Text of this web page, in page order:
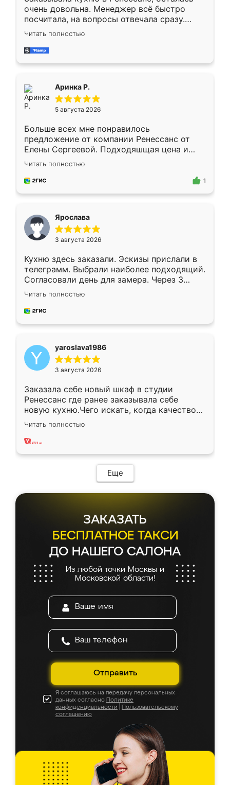
очень довольна. Менеджер всё быстро
посчитала, на вопросы отвечала сразу.
Замерщик приехал в субботу, подошёл к
делу со всей ответственностью. Собрали
за день, ребята работали аккуратно, даже
Читать полностью
Аринка Р.
5 августа 2026
Больше всех мне понравилось
предложение от компании Ренессанс от
Елены Сергеевой. Подходяшщая цена и
короткие сроки изготовления. Приехавший
для замера сотрудник Владислав
предложил по моему эскизу самый
Читать полностью
1
Ярослава
3 августа 2026
Кухню здесь заказали. Эскизы прислали в
телеграмм. Выбрали наиболее подходящий.
Согласовали день для замера. Через 3
недели кухня была уже готова. Остались
довольны работой. Спасибо Ренессанс
мебель за качественную работу!
Читать полностью
yaroslava1986
3 августа 2026
Заказала себе новый шкаф в студии
Ренессанс где ранее заказывала себе
новую кухню.Чего искать, когда качеством
вполне довольна. Служит кухня уже почти
два года, нареканий нет.
Читать полностью
Еще
ЗАКАЗАТЬ
БЕСПЛАТНОЕ ТАКСИ
ДО НАШЕГО САЛОНА
Из любой точки Москвы и
Московской области!
Отправить
Я соглашаюсь на передачу персональных
данных согласно Политике
конфиденциальности
Пользовательскому
соглашению